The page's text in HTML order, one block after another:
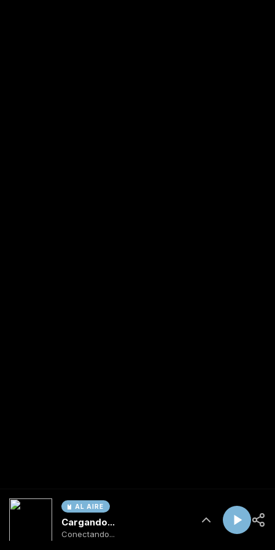
AL AIRE
Cargando...
Conectando...